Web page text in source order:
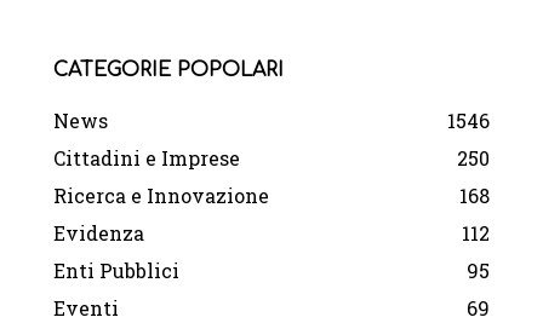
CATEGORIE POPOLARI
News
1546
Cittadini e Imprese
250
Ricerca e Innovazione
168
Evidenza
112
Enti Pubblici
95
Eventi
69